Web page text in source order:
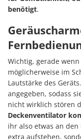
benötigt.
Wichtig, gerade
möglicherweise im
Lautstärke des
angegeben, sodass
nicht wirklich stören
Deckenventilator
ihr also etwas an
extra aufstehen,